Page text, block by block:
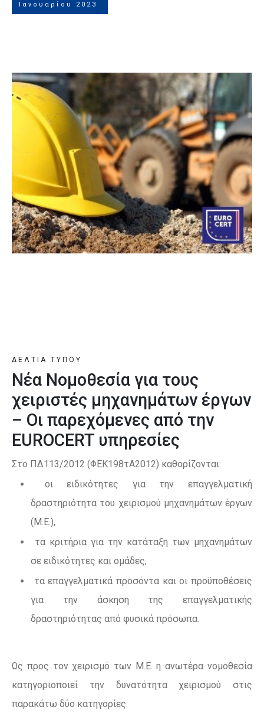
Ιανουαρίου 2023
ΔΕΛΤΙΑ ΤΥΠΟΥ
Νέα Νομοθεσία για τους
χειριστές μηχανημάτων έργων
– Οι παρεχόμενες από την
EUROCERT υπηρεσίες
Στο ΠΔ113/2012 (ΦΕΚ198τΑ2012) καθορίζονται:
οι ειδικότητες για την επαγγελματική
δραστηριότητα του χειρισμού μηχανημάτων έργων
(Μ.Ε.),
τα κριτήρια για την κατάταξη των μηχανημάτων
σε ειδικότητες και ομάδες,
τα επαγγελματικά προσόντα και οι προϋποθέσεις
για την άσκηση της επαγγελματικής
δραστηριότητας από φυσικά πρόσωπα.
Ως προς τον χειρισμό των Μ.Ε. η ανωτέρα νομοθεσία
κατηγοριοποιεί την δυνατότητα χειρισμού στις
παρακάτω δύο κατηγορίες: